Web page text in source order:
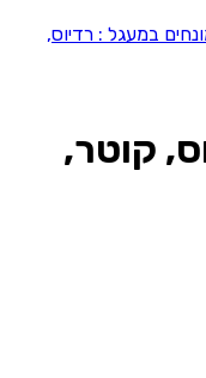
: רדיוס,